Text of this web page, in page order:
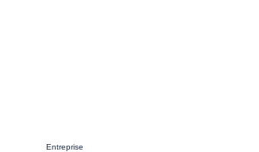
Entreprise